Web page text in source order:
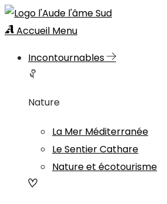
Accueil Menu
Incontournables
Nature
La Mer Méditerranée
Le Sentier Cathare
Nature et écotourisme